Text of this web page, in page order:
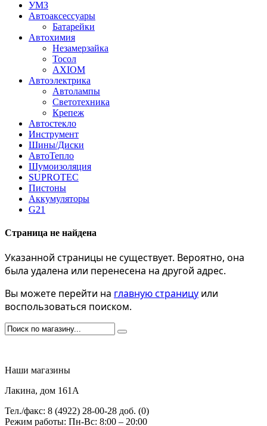
УМЗ
Автоаксессуары
Батарейки
Автохимия
Незамерзайка
Тосол
AXIOM
Автоэлектрика
Автолампы
Светотехника
Крепеж
Автостекло
Инструмент
Шины/Диски
АвтоТепло
Шумоизоляция
SUPROTEC
Пистоны
Аккумуляторы
G21
Страница не найдена
Указанной страницы не существует. Вероятно, она
была удалена или перенесена на другой адрес.
Вы можете перейти на главную страницу или
воспользоваться поиском.
Наши магазины
Лакина, дом 161А
Тел./факс: 8 (4922) 28-00-28 доб. (0)
Режим работы: Пн-Вс: 8:00 – 20:00